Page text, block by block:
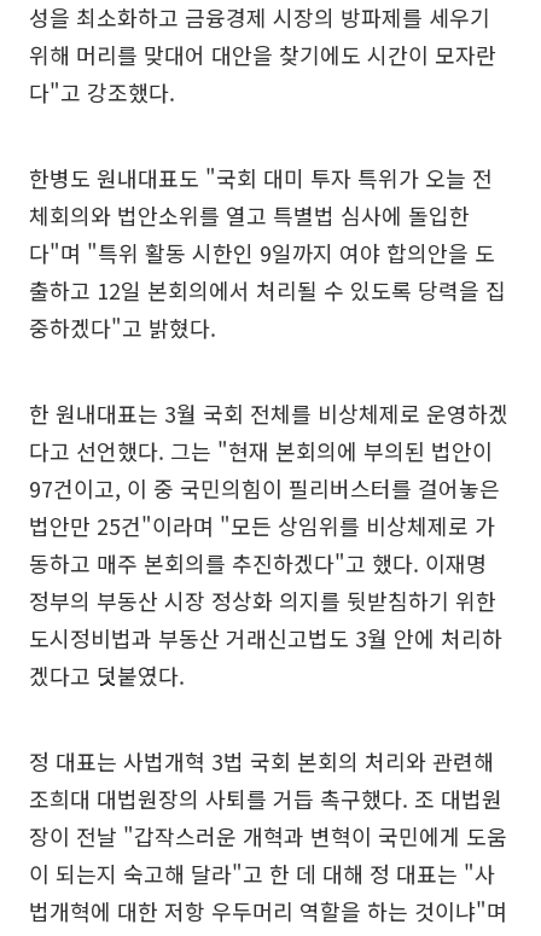
성을 최소화하고 금융경제 시장의 방파제를 세우기
위해 머리를 맞대어 대안을 찾기에도 시간이 모자란
다"고 강조했다.
한병도 원내대표도 "국회 대미 투자 특위가 오늘 전
체회의와 법안소위를 열고 특별법 심사에 돌입한
다"며 "특위 활동 시한인 9일까지 여야 합의안을 도
출하고 12일 본회의에서 처리될 수 있도록 당력을 집
중하겠다"고 밝혔다.
한 원내대표는 3월 국회 전체를 비상체제로 운영하겠
다고 선언했다. 그는 "현재 본회의에 부의된 법안이
97건이고, 이 중 국민의힘이 필리버스터를 걸어놓은
법안만 25건"이라며 "모든 상임위를 비상체제로 가
동하고 매주 본회의를 추진하겠다"고 했다. 이재명
정부의 부동산 시장 정상화 의지를 뒷받침하기 위한
도시정비법과 부동산 거래신고법도 3월 안에 처리하
겠다고 덧붙였다.
정 대표는 사법개혁 3법 국회 본회의 처리와 관련해
조희대 대법원장의 사퇴를 거듭 촉구했다. 조 대법원
장이 전날 "갑작스러운 개혁과 변혁이 국민에게 도움
이 되는지 숙고해 달라"고 한 데 대해 정 대표는 "사
법개혁에 대한 저항 우두머리 역할을 하는 것이냐"며